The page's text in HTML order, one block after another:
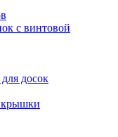
с винтовой
досок
крышки